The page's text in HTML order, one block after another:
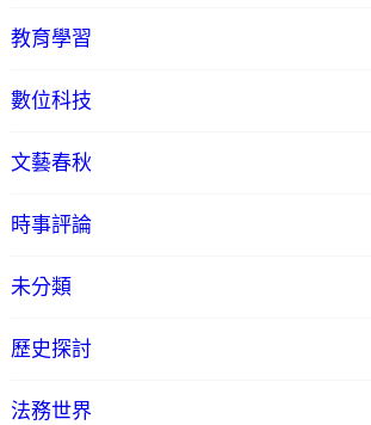
教育學習
數位科技
文藝春秋
時事評論
未分類
歷史探討
法務世界